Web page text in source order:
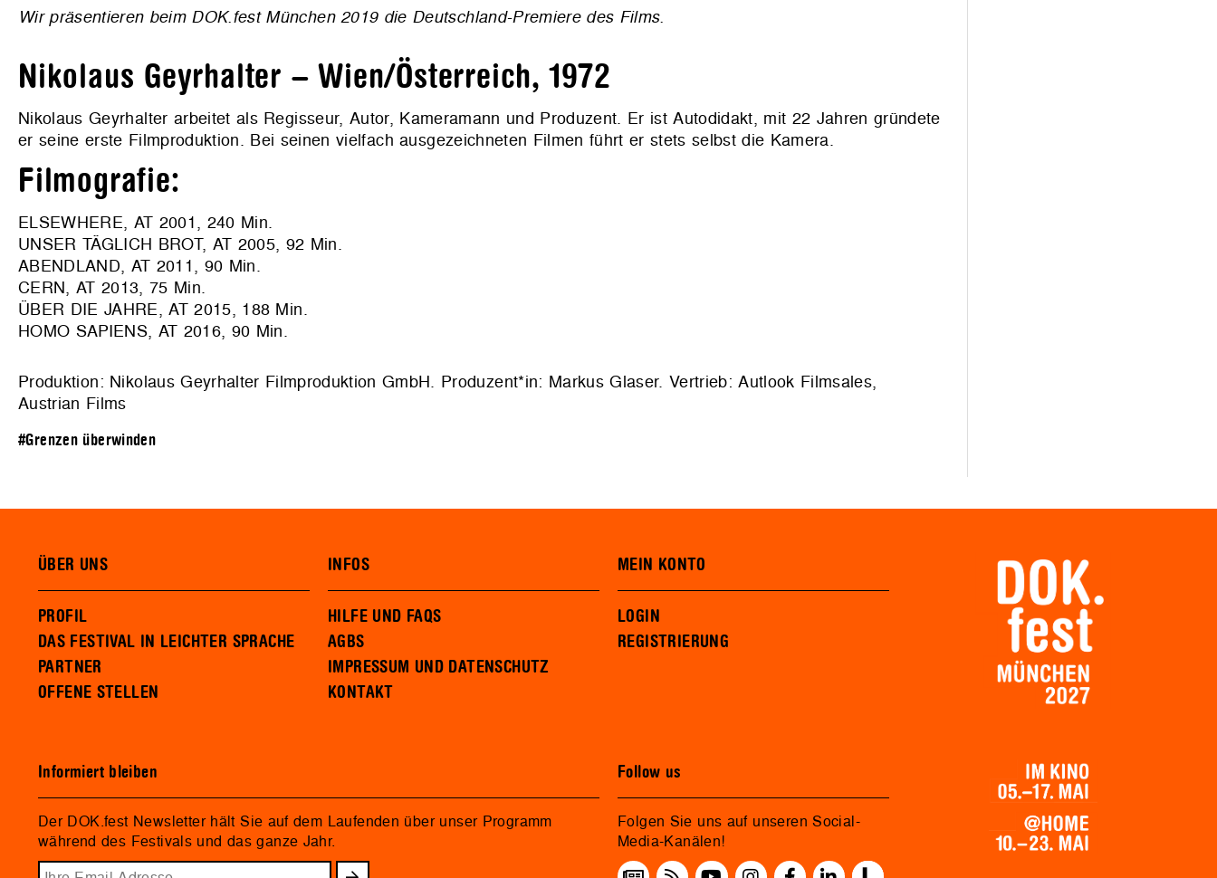
Wir präsentieren beim DOK.fest München 2019 die Deutschland-Premiere des Films.
Nikolaus Geyrhalter – Wien/Österreich, 1972
Nikolaus Geyrhalter arbeitet als Regisseur, Autor, Kameramann und Produzent. Er ist Autodidakt, mit 22 Jahren gründete
er seine erste Filmproduktion. Bei seinen vielfach ausgezeichneten Filmen führt er stets selbst die Kamera.
Filmografie:
ELSEWHERE, AT 2001, 240 Min.
UNSER TÄGLICH BROT, AT 2005, 92 Min.
ABENDLAND, AT 2011, 90 Min.
CERN, AT 2013, 75 Min.
ÜBER DIE JAHRE, AT 2015, 188 Min.
HOMO SAPIENS, AT 2016, 90 Min.
Produktion: Nikolaus Geyrhalter Filmproduktion GmbH. Produzent*in: Markus Glaser. Vertrieb: Autlook Filmsales,
Austrian Films
#Grenzen überwinden
ÜBER UNS
PROFIL
DAS FESTIVAL IN LEICHTER SPRACHE
PARTNER
OFFENE STELLEN
INFOS
HILFE UND FAQS
AGBS
IMPRESSUM UND DATENSCHUTZ
KONTAKT
MEIN KONTO
LOGIN
REGISTRIERUNG
Informiert bleiben
Der DOK.fest Newsletter hält Sie auf dem Laufenden über unser Programm
während des Festivals und das ganze Jahr.
Follow us
Folgen Sie uns auf unseren Social-
Media-Kanälen!